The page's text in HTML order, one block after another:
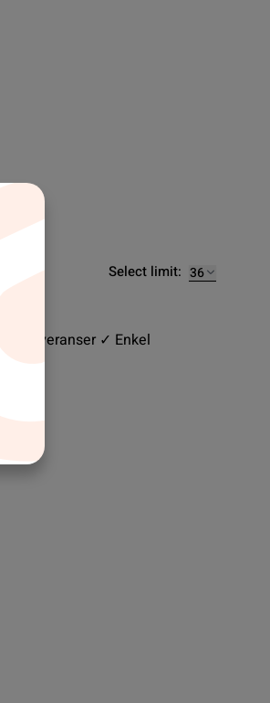
Select limit:
leveranser ✓ Enkel